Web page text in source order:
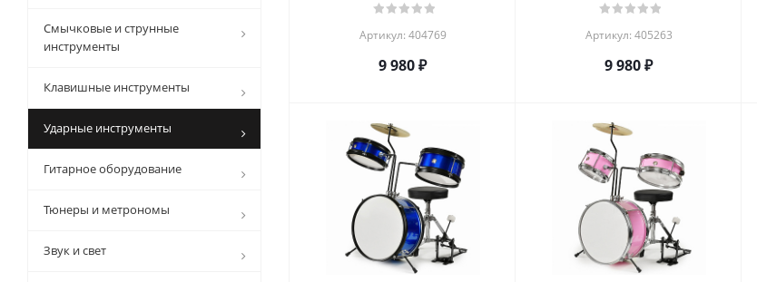
Артикул: 404769
9 980₽
Артикул: 405263
9 980₽
Смычковые и струнные
инструменты
Клавишные инструменты
Ударные инструменты
Гитарное оборудование
Тюнеры и метрономы
Звук и свет